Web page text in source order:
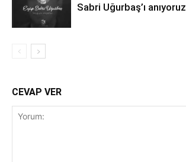
Sabri Uğurbaş’ı anıyoruz
CEVAP VER